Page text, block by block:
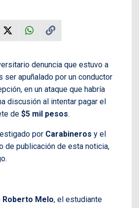
denuncia que estuvo a
ser apuñalado por un conductor
en un ataque que habría
discusión al intentar pagar el
de $5 mil pesos.
por Carabineros y el
de publicación de esta noticia,
Roberto Melo, el estudiante